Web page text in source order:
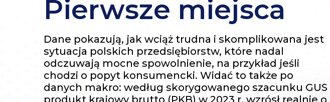
Pierwsze miejsca
Dane pokazują, jak wciąż trudna i skomplikowana jest
sytuacja polskich przedsiębiorstw, które nadal
odczuwają mocne spowolnienie, na przykład jeśli
chodzi o popyt konsumencki. Widać to także po
danych makro: według skorygowanego szacunku GUS
produkt krajowy brutto (PKB) w 2023 r. wzrósł realnie o